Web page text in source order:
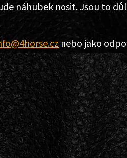
náhubek nosit. Jsou to
nebo jako